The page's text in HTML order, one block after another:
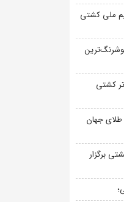
ملی کشتی
کشتی
طلای جهان
برگزار